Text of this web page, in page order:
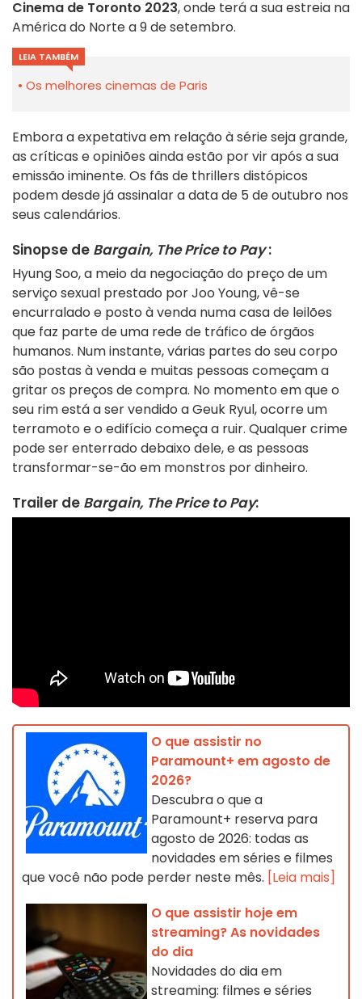
Cinema de Toronto 2023, onde terá a sua estreia na
América do Norte a 9 de setembro.
LEIA TAMBÉM
Os melhores cinemas de Paris
Embora a expetativa em relação à série seja grande,
as críticas e opiniões ainda estão por vir após a sua
emissão iminente. Os fãs de thrillers distópicos
podem desde já assinalar a data de 5 de outubro nos
seus calendários.
Sinopse de Bargain, The Price to Pay:
Hyung Soo, a meio da negociação do preço de um
serviço sexual prestado por Joo Young, vê-se
encurralado e posto à venda numa casa de leilões
que faz parte de uma rede de tráfico de órgãos
humanos. Num instante, várias partes do seu corpo
são postas à venda e muitas pessoas começam a
gritar os preços de compra. No momento em que o
seu rim está a ser vendido a Geuk Ryul, ocorre um
terramoto e o edifício começa a ruir. Qualquer crime
pode ser enterrado debaixo dele, e as pessoas
transformar-se-ão em monstros por dinheiro.
Trailer de Bargain, The Price to Pay:
O que assistir no
Paramount+ em agosto de
2026?
Descubra o que a
Paramount+ reserva para
agosto de 2026: todas as
novidades em séries e filmes
que você não pode perder neste mês. [Leia mais]
O que assistir hoje em
streaming? As novidades
do dia
Novidades do dia em
streaming: filmes e séries